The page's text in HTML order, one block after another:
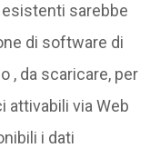
sarebbe
di software di
, da scaricare, per
attivabili via Web
i dati